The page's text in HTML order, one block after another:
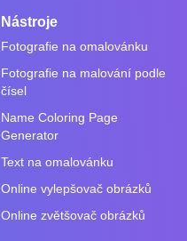
Nástroje
Fotografie na omalovánku
Fotografie na malování podle
čísel
Name Coloring Page
Generator
Text na omalovánku
Online vylepšovač obrázků
Online zvětšovač obrázků